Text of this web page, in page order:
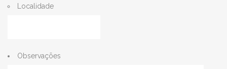
Localidade
Observações